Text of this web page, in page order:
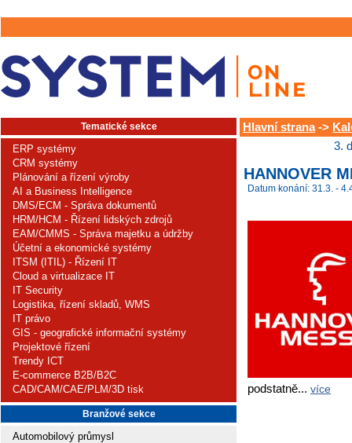
Tematické sekce
ERP systémy
CRM systémy
Plánování a řízení výroby
AI a Business Intelligence
DMS/ECM - Správa dokumentů
HRM/HCM - Řízení lidských zdrojů
EAM/CMMS - Správa majetku a údržby
Účetní a ekonomické systémy
ITSM (ITIL) - Řízení IT
Cloud a virtualizace IT
IT Security
Logistika, řízení skladů, WMS
IT právo
GIS - geografické informační systémy
Projektové řízení
Trendy ICT
E-commerce B2B/B2C
CAD/CAM/CAE/PLM/3D tisk
Branžové sekce
Automobilový průmysl
Hlavní strana->
3.
HANNOVER
Datum konání: 31.3. -
podstatně... více